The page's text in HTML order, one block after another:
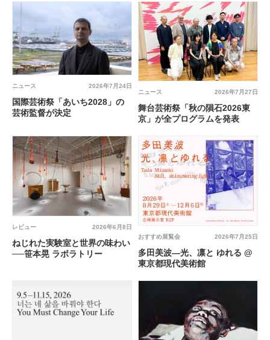
2026年7月24日
ニュース
国際芸術祭「あいち2028」の
芸術監督が決定
2026年7月27日
ニュース
舞台芸術祭「秋の隕石2026東
京」が全プログラムを発表
2026年6月8日
レビュー
ねじれた実験室と世界の味わい
──笹本晃 ラボラトリー
2026年7月25日
おすすめ展覧会
多田美波―光、凛と ゆれる @
東京都現代美術館